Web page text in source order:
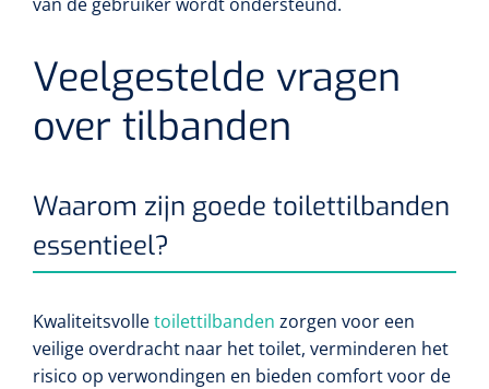
Veelgestelde vragen
over tilbanden
Waarom zijn goede toilettilbanden
essentieel?
Kwaliteitsvolletoilettilbanden zorgen voor een
veilige overdracht naar het toilet, verminderen het
risico op verwondingen en bieden comfort voor de